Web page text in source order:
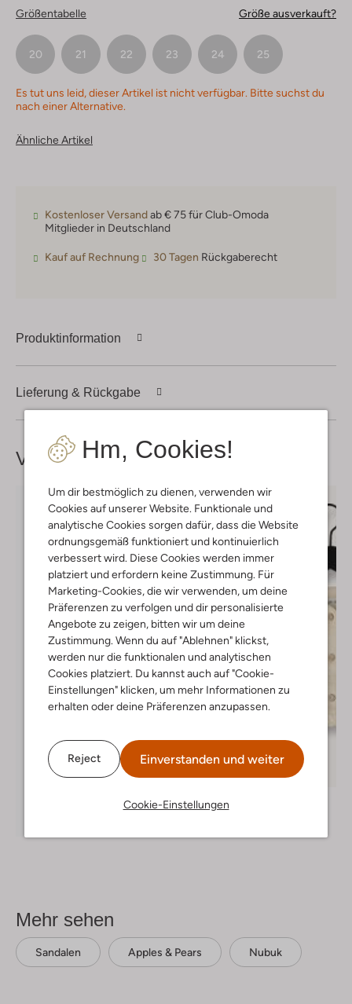
Hm, Cookies!
Um dir bestmöglich zu dienen, verwenden wir
Cookies auf unserer Website. Funktionale und
analytische Cookies sorgen dafür, dass die Website
ordnungsgemäß funktioniert und kontinuierlich
verbessert wird. Diese Cookies werden immer
platziert und erfordern keine Zustimmung. Für
Marketing-Cookies, die wir verwenden, um deine
Präferenzen zu verfolgen und dir personalisierte
Angebote zu zeigen, bitten wir um deine
Zustimmung. Wenn du auf "Ablehnen" klickst,
werden nur die funktionalen und analytischen
Cookies platziert. Du kannst auch auf "Cookie-
Einstellungen" klicken, um mehr Informationen zu
erhalten oder deine Präferenzen anzupassen.
Reject Einverstanden und weiter
Cookie-Einstellungen
Größentabelle Größe ausverkauft?
20 21 22 23 24 25
Es tut uns leid, dieser Artikel ist nicht verfügbar. Bitte suchst du
nach einer Alternative.
Ähnliche Artikel
Kostenloser Versandab € 75 für Club-Omoda
Mitglieder in Deutschland
Kauf auf Rechnung 30 Tagen Rückgaberecht
Produktinformation
Lieferung & Rückgabe
Vervollständige deinenLook
Letzter Artikel
-60%
Mehr sehen
Sandalen Apples & Pears Nubuk